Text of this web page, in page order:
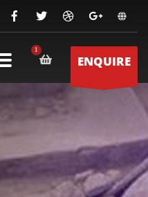
ENQUIRE